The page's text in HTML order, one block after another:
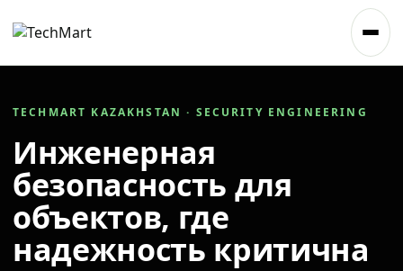
TECHMART KAZAKHSTAN · SECURITY ENGINEERING
Инженерная
безопасность для
объектов, где
надежность критична